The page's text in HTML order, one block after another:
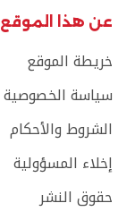
عن هذا الموقع
خريطة الموقع
سياسة الخصوصية
الشروط والأحكام
إخلاء المسؤولية
حقوق النشر